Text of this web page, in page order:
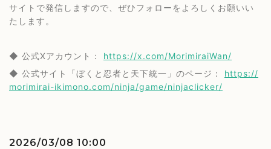
サイトで発信しますので、ぜひフォローをよろしくお願いい
たします。
◆ 公式Xアカウント： https://x.com/MorimiraiWan/
◆ 公式サイト「ぼくと忍者と天下統一」のページ： https://
morimirai-ikimono.com/ninja/game/ninjaclicker/
2026/03/08 10:00